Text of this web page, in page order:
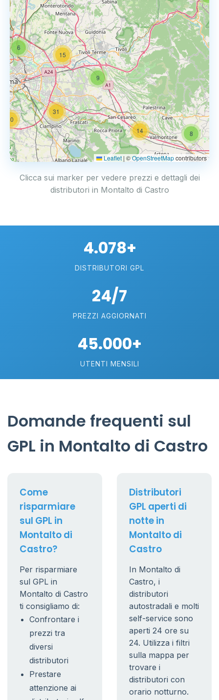
6
20
15
9
31
8
14
Leaflet | ©OpenStreetMapcontributors
Clicca sui marker per vedere prezzi e dettagli dei
distributori in Montalto di Castro
4.078+
DISTRIBUTORI GPL
24/7
PREZZI AGGIORNATI
45.000+
UTENTI MENSILI
Domande frequenti sul
GPL in Montalto di Castro
Come
risparmiare
sul GPL in
Montalto di
Castro?
Per risparmiare
sul GPL in
Montalto di Castro
ti consigliamo di:
Confrontare i
prezzi tra
diversi
distributori
Prestare
attenzione ai
Distributori
GPL aperti di
notte in
Montalto di
Castro
In Montalto di
Castro, i
distributori
autostradali e molti
self-service sono
aperti 24 ore su
24. Utilizza i filtri
sulla mappa per
trovare i
distributori con
orario notturno.